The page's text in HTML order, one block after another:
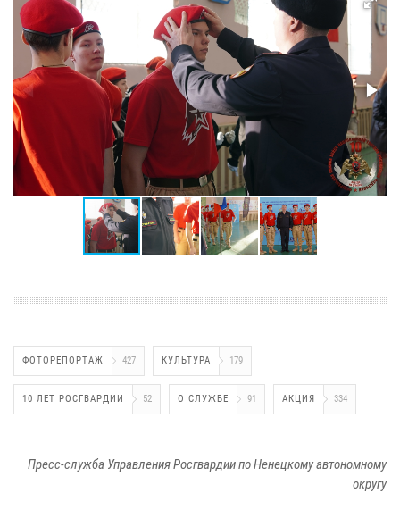
ФОТОРЕПОРТАЖ 427 КУЛЬТУРА 179
10 ЛЕТ РОСГВАРДИИ 52 О СЛУЖБЕ 91 АКЦИЯ 334
Пресс-служба Управления Росгвардии по Ненецкому автономному
округу